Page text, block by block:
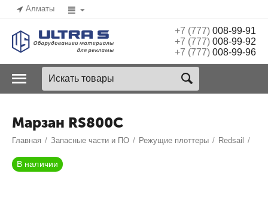
Алматы
+7 (777)008-99-91
+7 (777)008-99-92
+7 (777)008-99-96
Марзан RS800C
Главная / Запасные части и ПО / Режущие плоттеры / Redsail /
В наличии